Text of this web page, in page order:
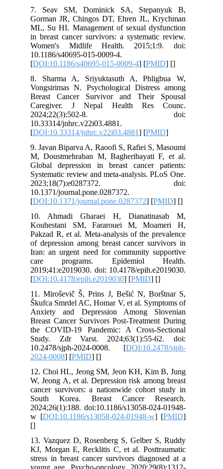
7. Seav SM, Dominick SA, Stepanyuk B,
Gorman JR, Chingos DT, Ehren JL, Krychman
ML, Su HI. Management of sexual dysfunction
in breast cancer survivors: a systematic review.
Women's Midlife Health. 2015;1:9. doi:
10.1186/s40695-015-0009-4.
[DOI:10.1186/s40695-015-0009-4] [PMID] [
8. Sharma A, Sriyuktasuth A, Phligbua W,
Vongsirimas N. Psychological Distress among
Breast Cancer Survivor and Their Spousal
Caregiver. J Nepal Health Res Counc.
2024;22(3):502-8. doi:
10.33314/jnhrc.v22i03.4881.
[DOI:10.33314/jnhrc.v22i03.4881] [PMID
9. Javan Biparva A, Raoofi S, Rafiei S, Masoumi
M, Doustmehraban M, Bagheribayati F, et al.
Global depression in breast cancer patients:
Systematic review and meta-analysis. PLoS One.
2023;18(7):e0287372. doi:
10.1371/journal.pone.0287372.
[DOI:10.1371/journal.pone.0287372] [PMID] [
10. Ahmadi Gharaei H, Dianatinasab M,
Kouhestani SM, Fararouei M, Moameri H,
Pakzad R, et al. Meta-analysis of the prevalence
of depression among breast cancer survivors in
Iran: an urgent need for community supportive
care programs. Epidemiol Health.
2019;41:e2019030. doi: 10.4178/epih.e2019030.
[DOI:10.4178/epih.e2019030] [PMID] [
11. Miroševič Š, Prins J, Bešić N, Borštnar S,
Škufca Smrdel AC, Homar V, et al. Symptoms of
Anxiety and Depression Among Slovenian
Breast Cancer Survivors Post-Treatment During
the COVID-19 Pandemic: A Cross-Sectional
Study. Zdr Varst. 2024;63(1):55-62. doi:
10.2478/sjph-2024-0008. [DOI:10.2478/sjph-
2024-0008] [PMID] [
12. Choi HL, Jeong SM, Jeon KH, Kim B, Jung
W, Jeong A, et al. Depression risk among breast
cancer survivors: a nationwide cohort study in
South Korea. Breast Cancer Research.
2024;26(1):188. doi:10.1186/s13058-024-01948-
w [DOI:10.1186/s13058-024-01948-w ] [PMID
13. Vazquez D, Rosenberg S, Gelber S, Ruddy
KJ, Morgan E, Recklitis C, et al. Posttraumatic
stress in breast cancer survivors diagnosed at a